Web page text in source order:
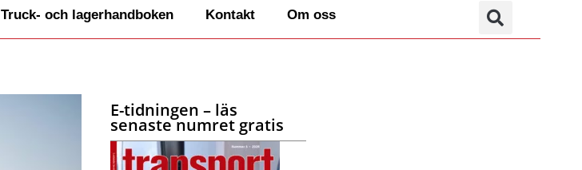
Truck- och lagerhandboken Kontakt Om oss
E-tidningen – läs
senaste numret gratis